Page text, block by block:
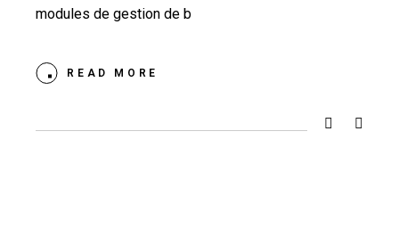
modules de gestion de b
READ MORE